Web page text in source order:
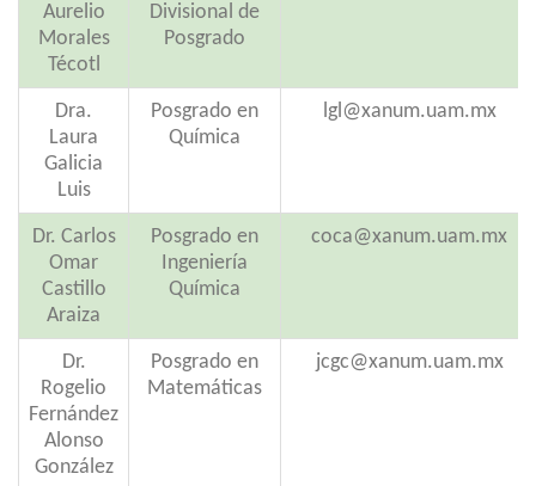
Aurelio
Morales
Técotl
Divisional de
Posgrado
Dra.
Laura
Galicia
Luis
Posgrado en
Química
lgl@xanum.uam.mx
Dr. Carlos
Omar
Castillo
Araiza
Posgrado en
Ingeniería
Química
coca@xanum.uam.mx
Dr.
Rogelio
Fernández
Alonso
González
Posgrado en
Matemáticas
jcgc@xanum.uam.mx